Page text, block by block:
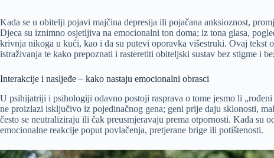
Kada se u obitelji pojavi majčina depresija ili pojačana anksioznost,
Djeca su iznimno osjetljiva na emocionalni ton doma; iz tona glasa,
krivnja nikoga u kući, kao i da su putevi oporavka višestruki. Ovaj tekst
istraživanja te kako prepoznati i rasteretiti obiteljski sustav bez stigme i
Interakcije i nasljeđe – kako nastaju emocionalni obrasci
U psihijatriji i psihologiji odavno postoji rasprava o tome jesmo li
ne proizlazi isključivo iz pojedinačnog gena; geni prije daju sklonosti,
često se neutraliziraju ili čak preusmjeravaju prema otpornosti. Kada su
emocionalne reakcije poput povlačenja, pretjerane brige ili potištenosti.